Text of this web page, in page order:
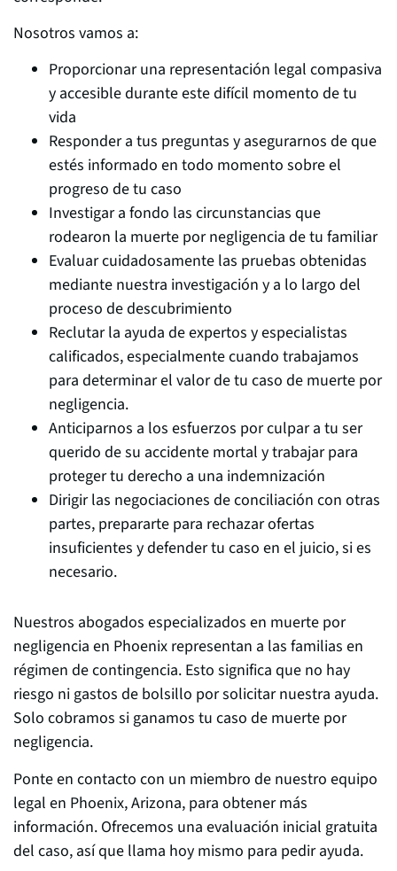
Nosotros vamos a:
Proporcionar una representación legal compasiva
y accesible durante este difícil momento de tu
vida
Responder a tus preguntas y asegurarnos de que
estés informado en todo momento sobre el
progreso de tu caso
Investigar a fondo las circunstancias que
rodearon la muerte por negligencia de tu familiar
Evaluar cuidadosamente las pruebas obtenidas
mediante nuestra investigación y a lo largo del
proceso de descubrimiento
Reclutar la ayuda de expertos y especialistas
calificados, especialmente cuando trabajamos
para determinar el valor de tu caso de muerte por
negligencia.
Anticiparnos a los esfuerzos por culpar a tu ser
querido de su accidente mortal y trabajar para
proteger tu derecho a una indemnización
Dirigir las negociaciones de conciliación con otras
partes, prepararte para rechazar ofertas
insuficientes y defender tu caso en el juicio, si es
necesario.
Nuestros abogados especializados en muerte por
negligencia en Phoenix representan a las familias en
régimen de contingencia. Esto significa que no hay
riesgo ni gastos de bolsillo por solicitar nuestra ayuda.
Solo cobramos si ganamos tu caso de muerte por
negligencia.
Ponte en contacto con un miembro de nuestro equipo
legal en Phoenix, Arizona, para obtener más
información. Ofrecemos una evaluación inicial gratuita
del caso, así que llama hoy mismo para pedir ayuda.